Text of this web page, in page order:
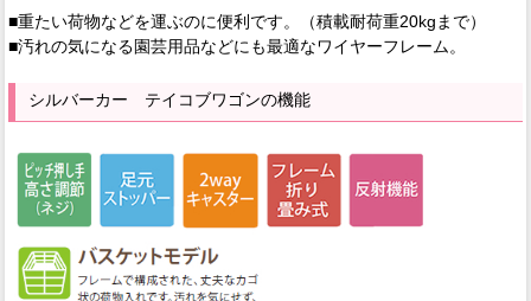
■重たい荷物などを運ぶのに便利です。（積載耐荷重20kgまで）
■汚れの気になる園芸用品などにも最適なワイヤーフレーム。
シルバーカー テイコブワゴンの機能